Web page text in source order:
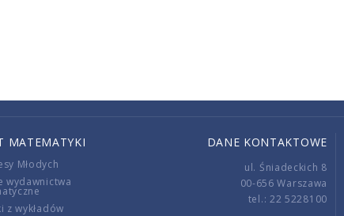
MATEMATYKI
Młodych
wydawnictwa
z wykładów
DANE KONTAKTOWE
ul. Śniadeckich 8
00-656 Warszawa
tel.: 22 5228100